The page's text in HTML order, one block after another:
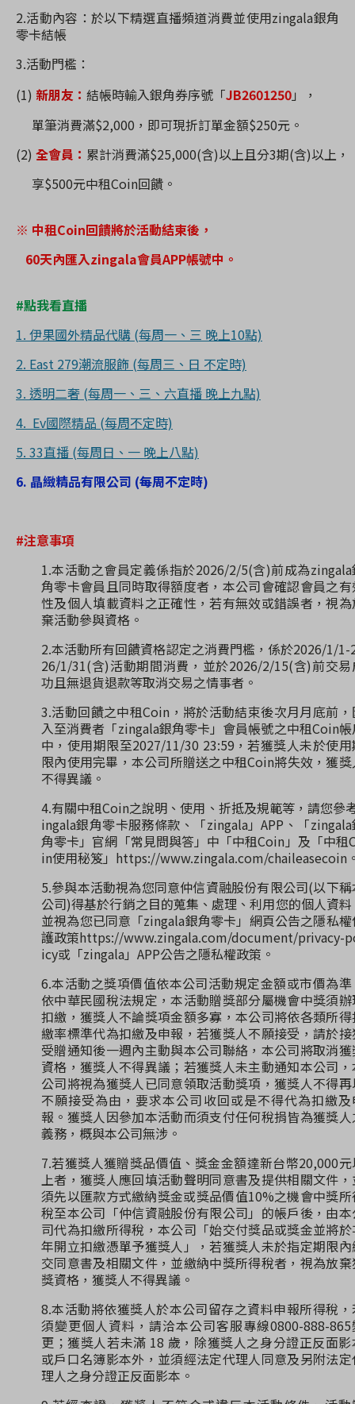
2.活動內容： 於以下精選直播頻道消費並使用zingala銀角
零卡結帳
3.活動門檻：
(1) 新朋友： 結帳時輸入銀角券序號「JB2601250」，
單筆消費滿$2,000 ， 即可現折訂單金額$250元。
(2) 全會員： 累計消費滿$25,000(含)以上且分3期(含)以上 ，
享$500元中租Coin回饋。
※ 中租Coin回饋將於活動結束後，
60天內匯入zingala會員APP帳號中。
#點我看直播
1. 伊果國外精品代購 (每周一、三 晚上10點)
2. East 279潮流服飾 (每周三、日 不定時)
3. 透明二奢 (每周一、三、六直播 晚上九點)
4. Ev國際精品 (每周不定時)
5. 33直播 (每周日、一 晚上八點)
6. 晶緻精品有限公司 (每周不定時)
#注意事項
1.本活動之會員定義係指於2026/2/5(含)前成為zingala
角零卡會員且同時取得額度者，本公司會確認會員之有
性及個人填載資料之正確性，若有無效或錯誤者，視為
棄活動參與資格。
2.本活動所有回饋資格認定之消費門檻，係於2026/1/1-
26/1/31(含)活動期間消費，並於2026/2/15(含)前交易
功且無退貨退款等取消交易之情事者。
3.活動回饋之中租Coin，將於活動結束後次月月底前，
入至消費者「zingala銀角零卡」會員帳號之中租Coin
中，使用期限至2027/11/30 23:59，若獲獎人未於使用
限內使用完畢，本公司所贈送之中租Coin將失效，獲
不得異議。
4.有關中租Coin之說明、使用、折抵及規範等，請您參
ingala銀角零卡服務條款、「zingala」APP、「zingala
角零卡」官網「常見問與答」中「中租Coin」及「中租
in使用秘笈」https://www.zingala.com/chaileasecoin
5.參與本活動視為您同意仲信資融股份有限公司(以下
公司)得基於行銷之目的蒐集、處理、利用您的個人資
並視為您已同意「zingala銀角零卡」網頁公告之隱私
護政策https://www.zingala.com/document/privacy-
icy或「zingala」APP公告之隱私權政策。
6.本活動之獎項價值依本公司活動規定金額或市價為準
依中華民國稅法規定，本活動贈獎部分屬機會中獎須辦
扣繳，獲獎人不論獎項金額多寡，本公司將依各類所得
繳率標準代為扣繳及申報，若獲獎人不願接受，請於接
受贈通知後一週內主動與本公司聯絡，本公司將取消獲
資格，獲獎人不得異議；若獲獎人未主動通知本公司，
公司將視為獲獎人已同意領取活動獎項，獲獎人不得再
不願接受為由，要求本公司收回或是不得代為扣繳及
報。獲獎人因參加本活動而須支付任何稅捐皆為獲獎人
義務，概與本公司無涉。
7.若獲獎人獲贈獎品價值、獎金金額達新台幣20,000元
上者，獲獎人應回填活動聲明同意書及提供相關文件
須先以匯款方式繳納獎金或獎品價值10%之機會中獎所
稅至本公司「仲信資融股份有限公司」的帳戶後，由本
司代為扣繳所得稅，本公司「始交付獎品或獎金並將於
年開立扣繳憑單予獲獎人」，若獲獎人未於指定期限內
交同意書及相關文件，並繳納中獎所得稅者，視為放棄
獎資格，獲獎人不得異議。
8.本活動將依獲獎人於本公司留存之資料申報所得稅，
須變更個人資料，請洽本公司客服專線0800-888-865
更；獲獎人若未滿 18 歲，除獲獎人之身分證正反面影
或戶口名簿影本外，並須經法定代理人同意及另附法定
理人之身分證正反面影本。